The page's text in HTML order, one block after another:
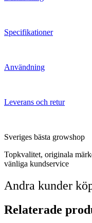
Specifikationer
Användning
Leverans och retur
Sveriges bästa growshop
Topkvalitet, originala
vänliga kundservice
Andra kunder
Relaterade